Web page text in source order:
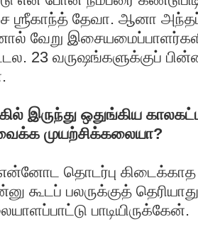
ஶ்ரீகாந்த் தேவா. ஆனா
வேறு
23 வருஷங்களுக்குப்
இருந்து ஒதுங்கிய
முயற்சிக்கலையா?
தொடர்பு
கூடப் பலருக்குத்
பாடியிருக்கேன்.